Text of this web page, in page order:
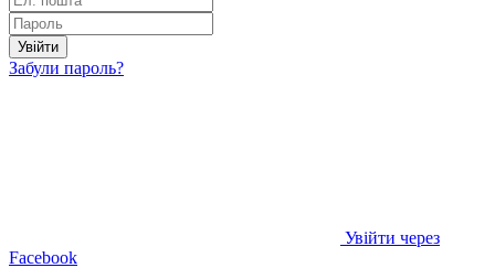
Увійти
Забули пароль?
Увійти через
Facebook